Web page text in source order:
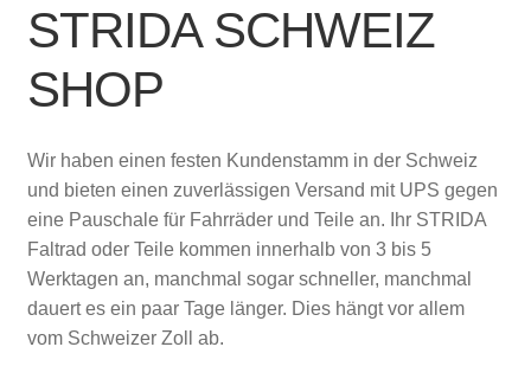
STRIDA SCHWEIZ
SHOP
Wir haben einen festen Kundenstamm in der Schweiz
und bieten einen zuverlässigen Versand mit UPS gegen
eine Pauschale für Fahrräder und Teile an. Ihr STRIDA
Faltrad oder Teile kommen innerhalb von 3 bis 5
Werktagen an, manchmal sogar schneller, manchmal
dauert es ein paar Tage länger. Dies hängt vor allem
vom Schweizer Zoll ab.